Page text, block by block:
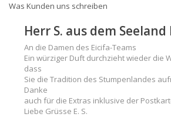
Was Kunden uns schreiben
Herr S. aus dem
An die Damen des Eicifa-Teams
Ein würziger Duft durchzieht wieder die
dass
Sie die Tradition des Stumpenlandes
Danke
auch für die Extras inklusive der
Liebe Grüsse E. S.